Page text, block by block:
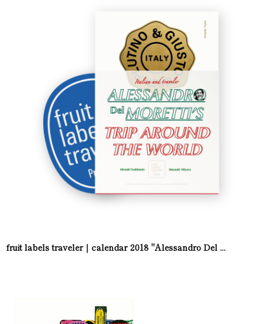
fruit labels traveler｜calendar 2018 "Alessandro Del ...